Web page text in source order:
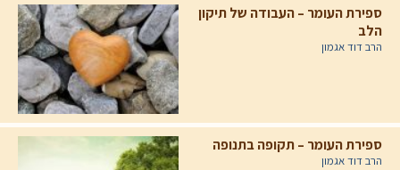
ספירת העומר – העבודה של תיקון
הלב
הרב דוד אגמון
ספירת העומר – תקופה בתנופה
הרב דוד אגמון